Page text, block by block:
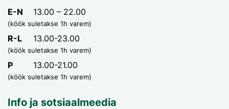
E-N 13.00 – 22.00
(köök suletakse 1h varem)
R-L 13.00-23.00
(köök suletakse 1h varem)
P 13.00-21.00
(köök suletakse 1h varem)
Info ja sotsiaalmeedia